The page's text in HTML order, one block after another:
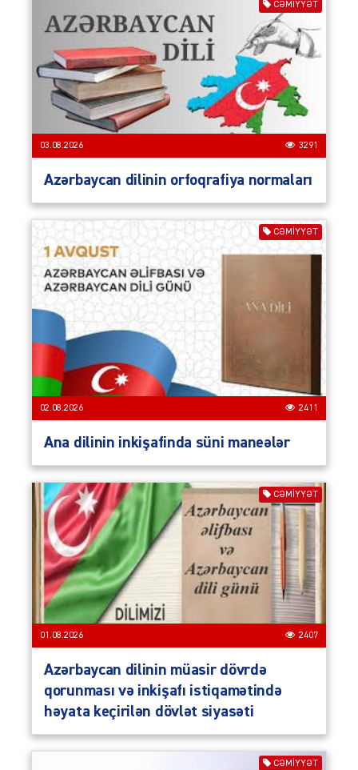
CƏMIYYƏT
03.08.2026 3291
Azərbaycan dilinin orfoqrafiya normaları
CƏMIYYƏT
02.08.2026 2411
Ana dilinin inkişafinda süni maneələr
CƏMIYYƏT
01.08.2026 2407
Azərbaycan dilinin müasir dövrdə
qorunması və inkişafı istiqamətində
həyata keçirilən dövlət siyasəti
CƏMIYYƏT